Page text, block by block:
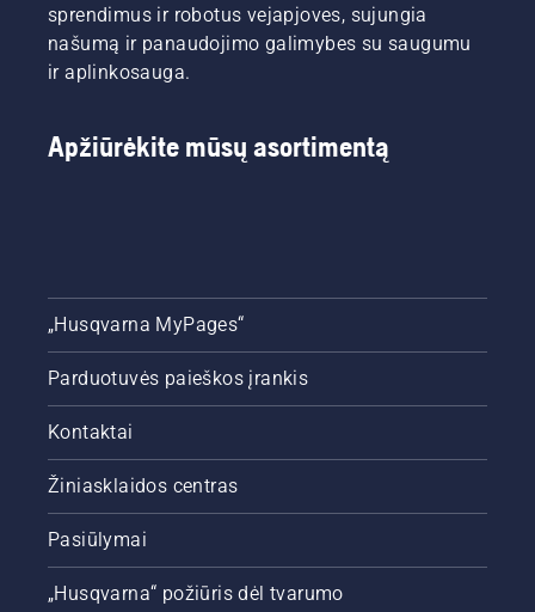
sprendimus ir robotus vejapjoves, sujungia
našumą ir panaudojimo galimybes su saugumu
ir aplinkosauga.
Apžiūrėkite mūsų asortimentą
„Husqvarna MyPages“
Parduotuvės paieškos įrankis
Kontaktai
Žiniasklaidos centras
Pasiūlymai
„Husqvarna“ požiūris dėl tvarumo